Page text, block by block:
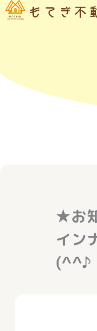
内
容
プ
★お
イン
(^^♪